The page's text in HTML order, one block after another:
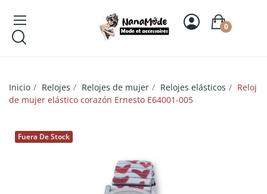
0
Inicio Relojes Relojes de mujer Relojes elásticos
Reloj
de mujer elástico corazón Ernesto E64001-005
Fuera De Stock